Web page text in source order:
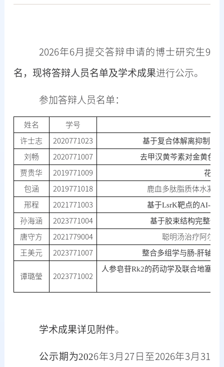
2026年6月提交答辩申请的博士研究生 9
名，现将答辩人员名单及学术成果进行公示。
参加答辩人员名单：
姓名 学号
许士志 2020771023 基于复合体解离抑制表
刘畅 2020771007 去甲汉黄芩素对金黄色
贾贵华 2019771009 花椒
包涵 2019771018 鹿血多肽脂质体水凝
邢程 2021771003 基于LsrK靶点的AI-2
孙海涵 2023771004 基于胶束结构完整性
唐守方 2021779004 聪明汤治疗阿尔
王美元 2023771007 整合多组学与肠-肝轴研
谭璐瑩 2023771002
人参皂苷Rk2的药动学及联合地塞米
学术成果详见附件。
公示期为2026年3 月 27日至2026年3 月 31